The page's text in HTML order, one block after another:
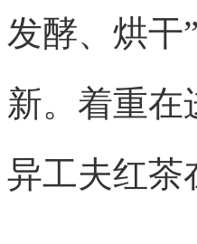
发酵、烘干
新。着重在
异工夫红茶